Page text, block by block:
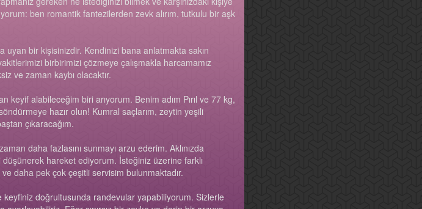
ben romantik fantezilerden zevk alırım, tutkulu bir aşk
uyan bir kişisinizdir. Kendinizi bana anlatmakta sakın
birbirimizi çözmeye çalışmakla harcamamız
ve zaman kaybı olacaktır.
keyif alabileceğim biri arıyorum. Benim adım Pırıl ve 77 kg,
hazır olun! Kumral saçlarım, zeytin yeşili
çıkaracağım.
daha fazlasını sunmayı arzu ederim. Aklınızda
hareket ediyorum. İsteğiniz üzerine farklı
daha pek çok çeşitli servisim bulunmaktadır.
keyfiniz doğrultusunda randevular yapabiliyorum. Sizlerle